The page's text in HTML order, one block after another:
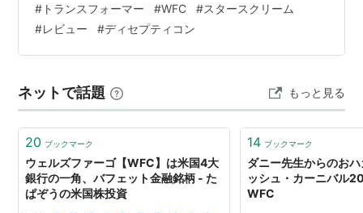
継ぐことになり、よくある航空参謀となりました。 僕が
このスタスクが好きなのはメガトロンに対し、いつもの
ように反逆を起こすもののそれがだんだんと筋が通り始
救われたことです。やばいものはやばいと認識できると
ころが今作のメガトロンより好きなところです。そ…
# トランスフォーマー #WFC #スタースクリーム
#レビュー #ディセプティコン
ネットで話題 もっと見る
20 ブックマーク
ウェルズファーゴ【WFC】は米国4大
銀行の一角、バフェット金融銘柄 - た
ぱぞうの米国株投資
14 ブックマーク
ダニー先生からのお
ッシュ・カーニバル
WFC